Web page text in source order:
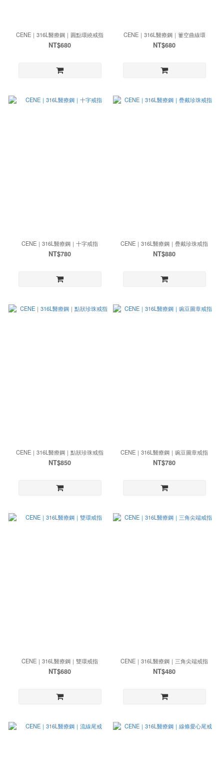
CENE｜316L醫療鋼｜圓點環繞戒指
NT$680
CENE｜316L醫療鋼｜簍空曲線環
NT$680
CENE｜316L醫療鋼｜十字戒指
NT$780
CENE｜316L醫療鋼｜疊戴珍珠戒指
NT$880
CENE｜316L醫療鋼｜點狀珍珠戒指
NT$850
CENE｜316L醫療鋼｜豌豆圖章戒指
NT$780
CENE｜316L醫療鋼｜雙環戒指
NT$680
CENE｜316L醫療鋼｜三角尖端戒指
NT$480